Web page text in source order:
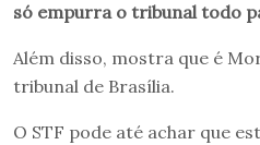
só empurra o tribunal todo
Além disso, mostra que é
tribunal de Brasília.
O STF pode até achar que